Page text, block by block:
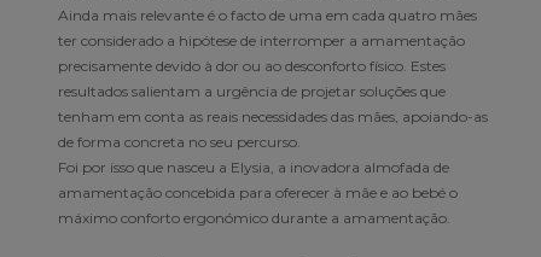
Ainda mais relevante é o facto de uma em cada quatro mães
ter considerado a hipótese de interromper a amamentação
precisamente devido à dor ou ao desconforto físico. Estes
resultados salientam a urgência de projetar soluções que
tenham em conta as reais necessidades das mães, apoiando-as
de forma concreta no seu percurso.
Foi por isso que nasceu a Elysia, a inovadora almofada de
amamentação concebida para oferecer à mãe e ao bebé o
máximo conforto ergonómico durante a amamentação.